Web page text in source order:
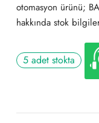
otomasyon ürünü;
hakkında stok
5 adet stokta